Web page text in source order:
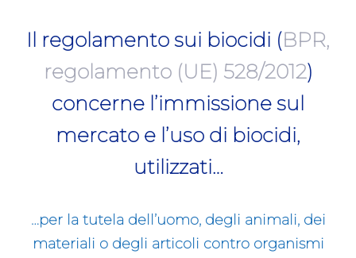
Il regolamento sui biocidi (BPR,
regolamento (UE) 528/2012)
concerne l’immissione sul
mercato e l’uso di biocidi,
utilizzati…
…per la tutela dell’uomo, degli animali, dei
materiali o degli articoli contro organismi